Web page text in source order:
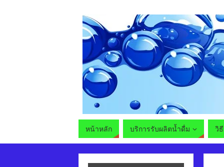
หน้าหลัก บริการรับผลิตน้ำดื่ม วิ